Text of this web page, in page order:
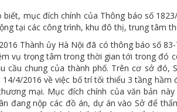
biết, mục đích chính của Thông báo số
tại các công trình, khu đô thị, trung tâm
Thành ủy Hà Nội đã có thông báo số
vụ trọng tâm trong thời gian tới trong đó
cầu chung của thành phố. Trên cơ sở đó,
14/4/2016 về việc bố trí tối thiểu 3 tầng
mại. Mục đích chính của văn bản
đang nộp các đồ án, dự án vào Sở để